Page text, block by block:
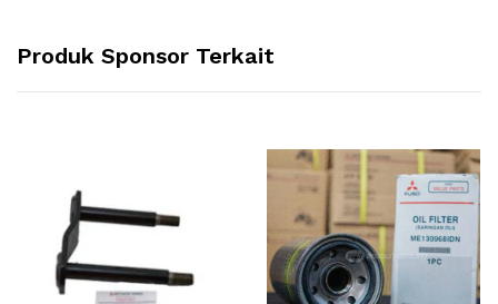
Produk Sponsor Terkait